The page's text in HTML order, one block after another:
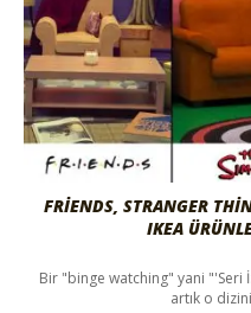
FRIENDS, STRANGER
IKEA
Bir "binge watching" yani "'Seri
artık o